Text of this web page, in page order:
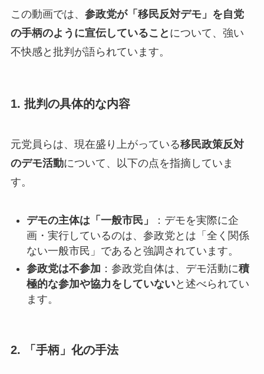
この動画では、 参政党が「移民反対デモ」を自党
の手柄のように宣伝していること について、強い
不快感と批判が語られています。
1. 批判の具体的な内容
元党員らは、現在盛り上がっている移民政策反対
のデモ活動について、以下の点を指摘していま
す。
デモの主体は「一般市民」
：デモを実際に企
画・実行しているのは、参政党とは「全く関係
ない一般市民」であると強調されています。
参政党は不参加 ：参政党自体は、デモ活動に積
極的な参加や協力をしていないと述べられてい
ます。
2. 「手柄」化の手法